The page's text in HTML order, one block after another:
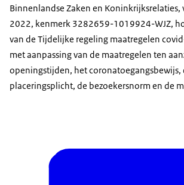
Binnenlandse Zaken en Koninkrijksrelaties,
2022, kenmerk 3282659-1019924-WJZ,
van de Tijdelijke regeling maatregelen
met aanpassing van de maatregelen ten
openingstijden, het coronatoegangsbewijs,
placeringsplicht, de bezoekersnorm en de